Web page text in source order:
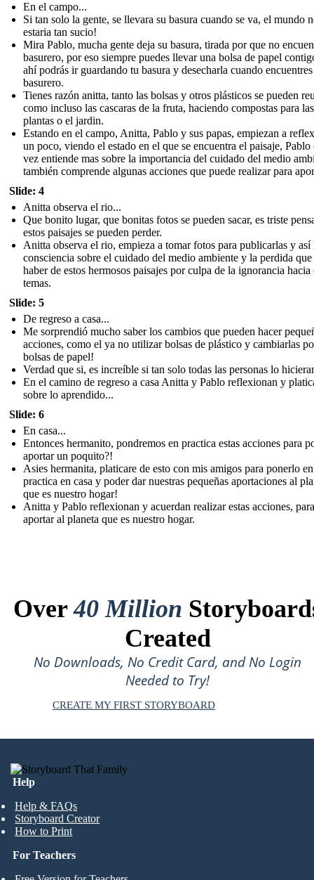
En el campo...
Si tan solo la gente, se llevara su basura cuando se va, el mundo
estaria tan sucio!
Mira Pablo, mucha gente deja su basura, tirada por que no
basurero, por eso siempre puedes llevar una bolsa de papel
ahí podrás ir guardando tu basura y desecharla cuando
basurero.
Tienes razón anitta, tanto las bolsas y otros plásticos se pueden
como incluso las cascaras de la fruta, haciendo compostas para las
plantas o el jardin.
Estando en el campo, Anitta, Pablo y sus papas, empiezan a
un poco, viendo el estado en el que se encuentra el paisaje, Pablo
vez entiende mas sobre la importancia del cuidado del medio
también comprende algunas acciones que puede realizar para
Slide: 4
Anitta observa el rio...
Que bonito lugar, que bonitas fotos se pueden sacar, es triste
estos paisajes se pueden perder.
Anitta observa el rio, empieza a tomar fotos para publicarlas y así
consciencia sobre el cuidado del medio ambiente y la perdida que
haber de estos hermosos paisajes por culpa de la ignorancia hacia
temas.
Slide: 5
De regreso a casa...
Me sorprendió mucho saber los cambios que pueden hacer
acciones, como el ya no utilizar bolsas de plástico y cambiarlas
bolsas de papel!
Verdad que si, es increíble si tan solo todas las personas lo
En el camino de regreso a casa Anitta y Pablo reflexionan y
sobre lo aprendido...
Slide: 6
En casa...
Entonces hermanito, pondremos en practica estas acciones para
aportar un poquito?!
Asies hermanita, platicare de esto con mis amigos para ponerlo en
practica en casa y poder dar nuestras pequeñas aportaciones al
que es nuestro hogar!
Anitta y Pablo reflexionan y acuerdan realizar estas acciones, para
aportar al planeta que es nuestro hogar.
Over40 Million
Created
No Downloads, No Credit Card, and No Login
Needed to Try!
CREATE MY FIRST STORYBOARD
Help
Help & FAQs
Storyboard Creator
How to Print
For Teachers